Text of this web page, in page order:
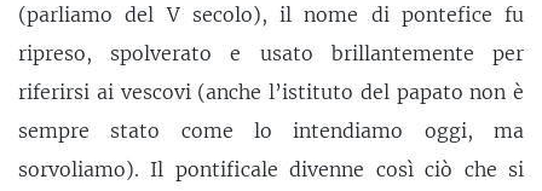
(parliamo del V secolo), il nome di pontefice fu
ripreso, spolverato e usato brillantemente per
riferirsi ai vescovi (anche l’istituto del papato non è
sempre stato come lo intendiamo oggi, ma
sorvoliamo). Il pontificale divenne così ciò che si